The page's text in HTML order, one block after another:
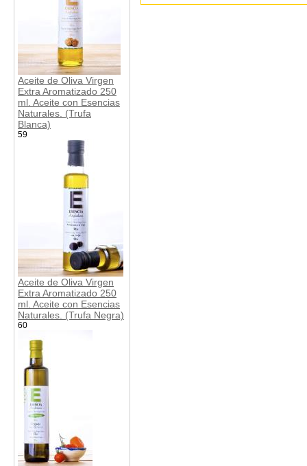
Aceite de Oliva Virgen
Extra Aromatizado 250
ml. Aceite con Esencias
Naturales. (Trufa
Blanca)
59
Aceite de Oliva Virgen
Extra Aromatizado 250
ml. Aceite con Esencias
Naturales. (Trufa Negra)
60